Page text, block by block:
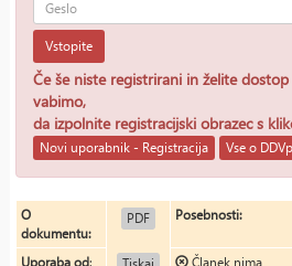
Vstopite
Če še niste registrirani in želite
vabimo,
da izpolnite registracijski obrazec s
Novi uporabnik - Registracija Vse o
O
dokumentu:
PDF
Tiskaj
Posebnosti:
Uporaba od:
Članek nima